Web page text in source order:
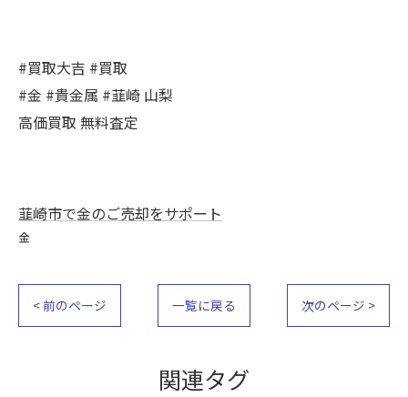
#買取大吉 #買取
#金 #貴金属 #韮崎 山梨
高価買取 無料査定
韮崎市で金のご売却をサポート
金
< 前のページ 一覧に戻る 次のページ >
関連タグ